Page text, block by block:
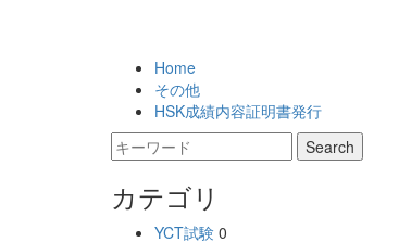
Home
その他
HSK成績内容証明書発行
カテゴリ
YCT試験 0